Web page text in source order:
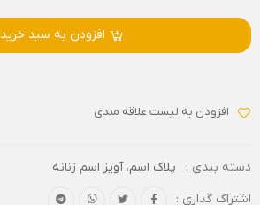
افزودن به سبد خرید
افزودن به لیست علاقه مندی
دسته بندی : پلاک اسم،آویز اسم زنانه
اشتراک گذاری :